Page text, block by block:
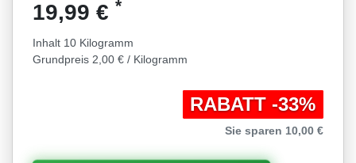
19,99 € *
Inhalt 10 Kilogramm
Grundpreis 2,00 € / Kilogramm
RABATT -33%
Sie sparen 10,00 €